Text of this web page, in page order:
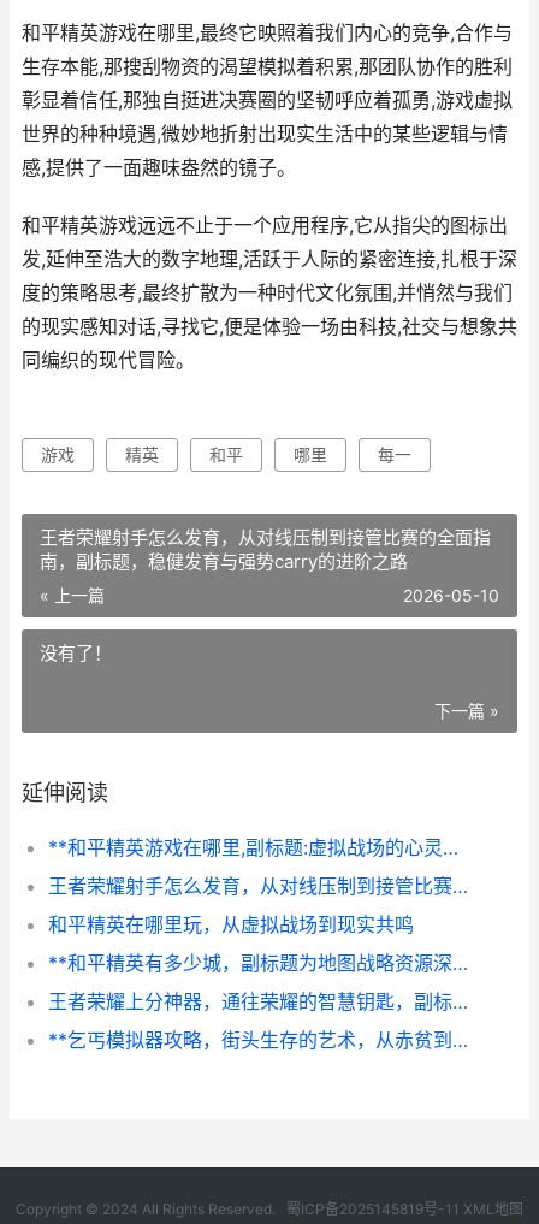
和平精英游戏在哪里,最终它映照着我们内心的竞争,合作与
生存本能,那搜刮物资的渴望模拟着积累,那团队协作的胜利
彰显着信任,那独自挺进决赛圈的坚韧呼应着孤勇,游戏虚拟
世界的种种境遇,微妙地折射出现实生活中的某些逻辑与情
感,提供了一面趣味盎然的镜子。
和平精英游戏远远不止于一个应用程序,它从指尖的图标出
发,延伸至浩大的数字地理,活跃于人际的紧密连接,扎根于深
度的策略思考,最终扩散为一种时代文化氛围,并悄然与我们
的现实感知对话,寻找它,便是体验一场由科技,社交与想象共
同编织的现代冒险。
游戏 精英 和平 哪里 每一
王者荣耀射手怎么发育，从对线压制到接管比赛的全面指
南，副标题，稳健发育与强势carry的进阶之路
« 上一篇 2026-05-10
没有了！
下一篇 »
延伸阅读
**和平精英游戏在哪里,副标题:虚拟战场的心灵坐标与无限疆界**
王者荣耀射手怎么发育，从对线压制到接管比赛的全面指南，副标题，稳健发育与强势carry的进阶之路
和平精英在哪里玩，从虚拟战场到现实共鸣
**和平精英有多少城，副标题为地图战略资源深度解析**
王者荣耀上分神器，通往荣耀的智慧钥匙，副标题，资深玩家的深度思考与实战心得
**乞丐模拟器攻略，街头生存的艺术，从赤贫到传奇的逆袭指南**
Copyright © 2024 All Rights Reserved. 蜀ICP备2025145819号-11 XML地图